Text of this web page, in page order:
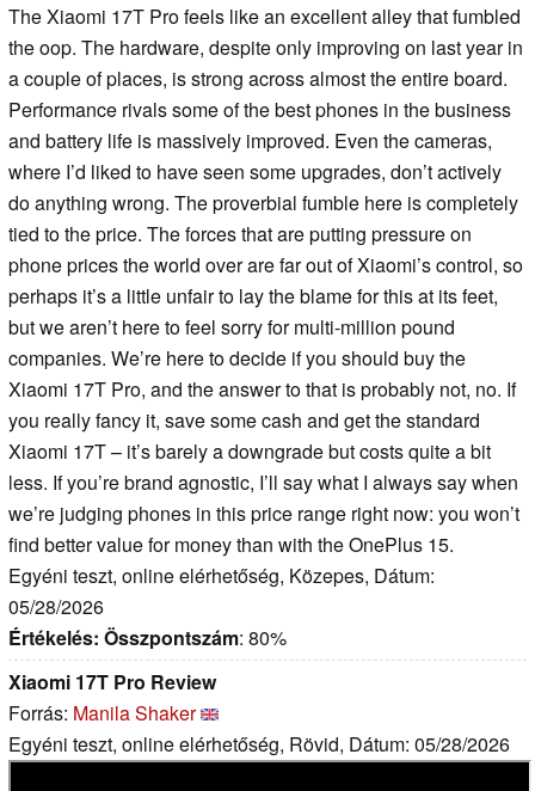
The Xiaomi 17T Pro feels like an excellent alley that fumbled
the oop. The hardware, despite only improving on last year in
a couple of places, is strong across almost the entire board.
Performance rivals some of the best phones in the business
and battery life is massively improved. Even the cameras,
where I’d liked to have seen some upgrades, don’t actively
do anything wrong. The proverbial fumble here is completely
tied to the price. The forces that are putting pressure on
phone prices the world over are far out of Xiaomi’s control, so
perhaps it’s a little unfair to lay the blame for this at its feet,
but we aren’t here to feel sorry for multi-million pound
companies. We’re here to decide if you should buy the
Xiaomi 17T Pro, and the answer to that is probably not, no. If
you really fancy it, save some cash and get the standard
Xiaomi 17T – it’s barely a downgrade but costs quite a bit
less. If you’re brand agnostic, I’ll say what I always say when
we’re judging phones in this price range right now: you won’t
find better value for money than with the OnePlus 15.
Egyéni teszt, online elérhetőség, Közepes, Dátum:
05/28/2026
Értékelés: Összpontszám: 80%
Xiaomi 17T Pro Review
Forrás: Manila Shaker
Egyéni teszt, online elérhetőség, Rövid, Dátum: 05/28/2026